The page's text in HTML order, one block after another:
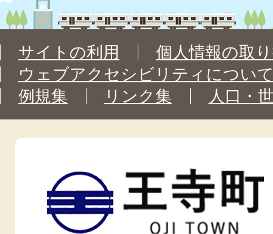
サイトの利用
個人情報の取
ウェブアクセシビリティについ
例規集
リンク集 人口・
王
寺
町